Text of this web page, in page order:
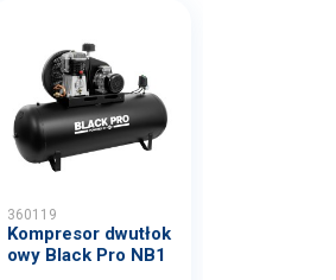
360119
Kompresor dwutłok
owy Black Pro NB1